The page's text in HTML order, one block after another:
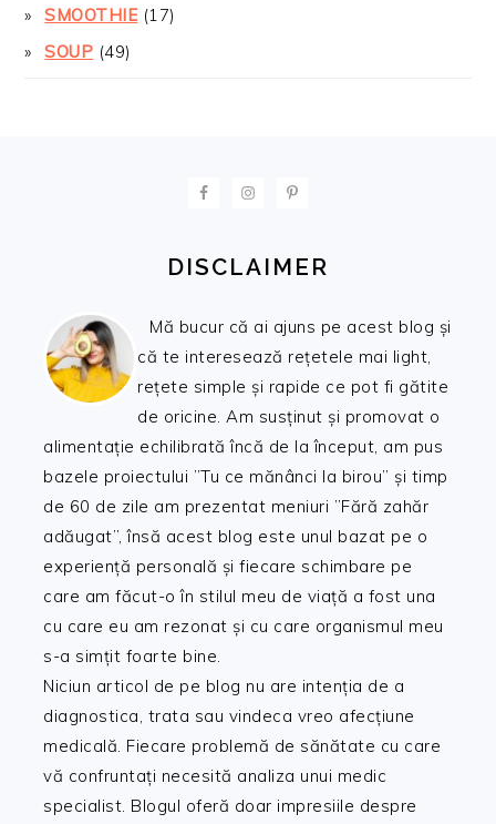
SMOOTHIE(17)
SOUP (49)
DISCLAIMER
Mă bucur că ai ajuns pe acest blog și
că te interesează rețetele mai light,
rețete simple și rapide ce pot fi gătite
de oricine. Am susținut și promovat o
alimentație echilibrată încă de la început, am pus
bazele proiectului ”Tu ce mănânci la birou” și timp
de 60 de zile am prezentat meniuri ”Fără zahăr
adăugat”, însă acest blog este unul bazat pe o
experiență personală și fiecare schimbare pe
care am făcut-o în stilul meu de viață a fost una
cu care eu am rezonat și cu care organismul meu
s-a simțit foarte bine.
Niciun articol de pe blog nu are intenția de a
diagnostica, trata sau vindeca vreo afecțiune
medicală. Fiecare problemă de sănătate cu care
vă confruntați necesită analiza unui medic
specialist. Blogul oferă doar impresiile despre